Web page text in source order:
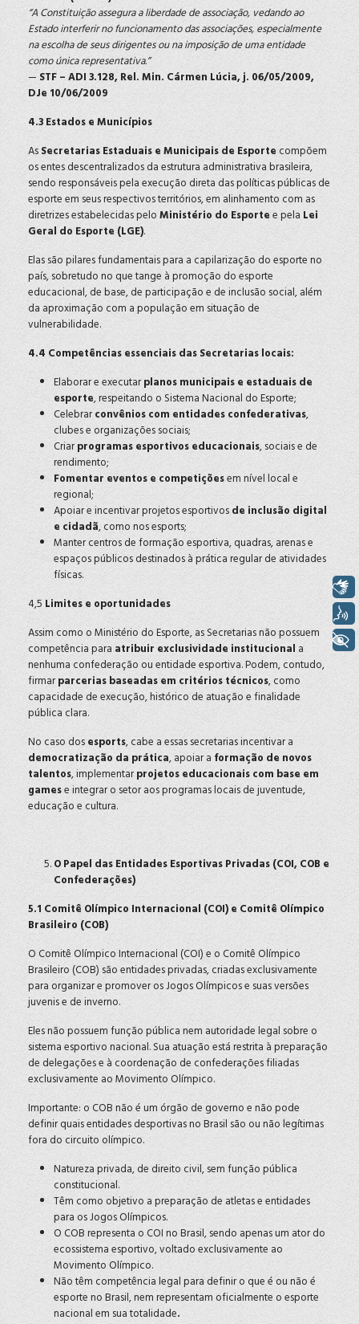
“A Constituição assegura a liberdade de associação, vedando ao
Estado interferir no funcionamento das associações, especialmente
na escolha de seus dirigentes ou na imposição de uma entidade
como única representativa.”
—STF – ADI 3.128, Rel. Min. Cármen Lúcia, j. 06/05/2009,
DJe 10/06/2009
4.3 Estados e Municípios
AsSecretarias Estaduais e Municipais de Esportecompõem
os entes descentralizados da estrutura administrativa brasileira,
sendo responsáveis pela execução direta das políticas públicas de
esporte em seus respectivos territórios, em alinhamento com as
diretrizes estabelecidas peloMinistério do Esportee pela Lei
Geral do Esporte (LGE).
Elas são pilares fundamentais para a capilarização do esporte no
país, sobretudo no que tange à promoção do esporte
educacional, de base, de participação e de inclusão social, além
da aproximação com a população em situação de
vulnerabilidade.
4.4 Competências essenciais das Secretarias locais:
Elaborar e executarplanos municipais e estaduais de
esporte, respeitando o Sistema Nacional do Esporte;
Celebrarconvênios com entidades confederativas,
clubes e organizações sociais;
Criarprogramas esportivos educacionais, sociais e de
rendimento;
Fomentar eventos e competiçõesem nível local e
regional;
Apoiar e incentivar projetos esportivosde inclusão digital
e cidadã, como nos esports;
Manter centros de formação esportiva, quadras, arenas e
espaços públicos destinados à prática regular de atividades
físicas.
4,5 Limites e oportunidades
Assim como o Ministério do Esporte, as Secretarias não possuem
competência para atribuir exclusividade institucional a
nenhuma confederação ou entidade esportiva. Podem, contudo,
firmarparcerias baseadas em critérios técnicos, como
capacidade de execução, histórico de atuação e finalidade
pública clara.
No caso dosesports, cabe a essas secretarias incentivar a
democratização da prática, apoiar a formação de novos
talentos, implementarprojetos educacionais com base em
gamese integrar o setor aos programas locais de juventude,
educação e cultura.
O Papel das Entidades Esportivas Privadas (COI, COB e
Confederações)
5.1 Comitê Olímpico Internacional (COI) e Comitê Olímpico
Brasileiro (COB)
O Comitê Olímpico Internacional (COI) e o Comitê Olímpico
Brasileiro (COB) são entidades privadas, criadas exclusivamente
para organizar e promover os Jogos Olímpicos e suas versões
juvenis e de inverno.
Eles não possuem função pública nem autoridade legal sobre o
sistema esportivo nacional. Sua atuação está restrita à preparação
de delegações e à coordenação de confederações filiadas
exclusivamente ao Movimento Olímpico.
Importante: o COB não é um órgão de governo e não pode
definir quais entidades desportivas no Brasil são ou não legítimas
fora do circuito olímpico.
Natureza privada, de direito civil, sem função pública
constitucional.
Têm como objetivo a preparação de atletas e entidades
para os Jogos Olímpicos.
O COB representa o COI no Brasil, sendo apenas um ator do
ecossistema esportivo, voltado exclusivamente ao
Movimento Olímpico.
Não têm competência legal para definir o que é ou não é
esporte no Brasil, nem representam oficialmente o esporte
nacional em sua totalidade.
+ Acessibilidade